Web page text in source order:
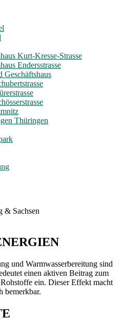
Kurt-Kresse-Strasse
Endersstrasse
Geschäftshaus
Thüringen
& Sachsen
und Warmwasserbereitung sind
einen aktiven Beitrag zum
ein. Dieser Effekt macht
bemerkbar.